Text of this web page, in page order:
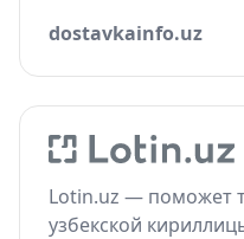
dostavkainfo.uz
Lotin.uz — поможет
узбекской